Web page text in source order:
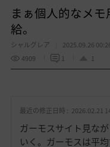
まぁ個人的なメ
給。
シャルグレア
2025.09.26
4909
1 1
最近の修正日時 : 2026.02.21
ガーモスサイト見な
いく。ガーモスは平